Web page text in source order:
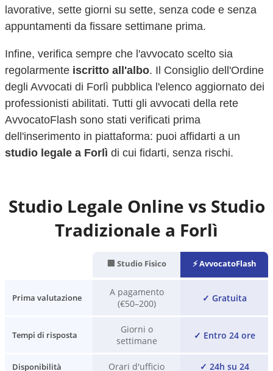
lavorative, sette giorni su sette, senza code e senza
appuntamenti da fissare settimane prima.
Infine, verifica sempre che l'avvocato scelto sia
regolarmente iscritto all'albo. Il Consiglio dell'Ordine
degli Avvocati di Forlì pubblica l'elenco aggiornato dei
professionisti abilitati. Tutti gli avvocati della rete
AvvocatoFlash sono stati verificati prima
dell'inserimento in piattaforma: puoi affidarti a un
studio legale a Forlì di cui fidarti, senza rischi.
Studio Legale Online vs Studio
Tradizionale a Forlì
🏢 Studio Fisico ⚡ AvvocatoFlash
Prima valutazione
A pagamento
(€50–200)
✓ Gratuita
Tempi di risposta
Giorni o
settimane
✓ Entro 24 ore
Disponibilità Orari d'ufficio ✓ 24h su 24